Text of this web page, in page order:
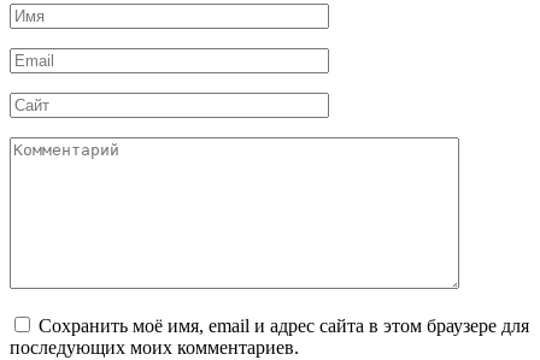
Имя
*
Email
*
Сайт
Комментарий
Сохранить моё имя, email и адрес сайта в этом браузере для
последующих моих комментариев.